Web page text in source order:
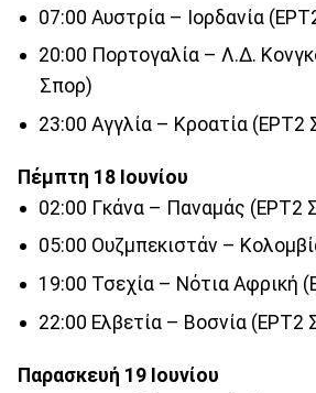
07:00 Αυστρία – Ιορδανία
20:00 Πορτογαλία – Λ.Δ.
Σπορ)
23:00 Αγγλία – Κροατία (ΕΡΤ2
Πέμπτη 18 Ιουνίου
02:00 Γκάνα – Παναμάς (ΕΡΤ2
05:00 Ουζμπεκιστάν –
19:00 Τσεχία – Νότια Αφρική
22:00 Ελβετία – Βοσνία (ΕΡΤ2
Παρασκευή 19 Ιουνίου